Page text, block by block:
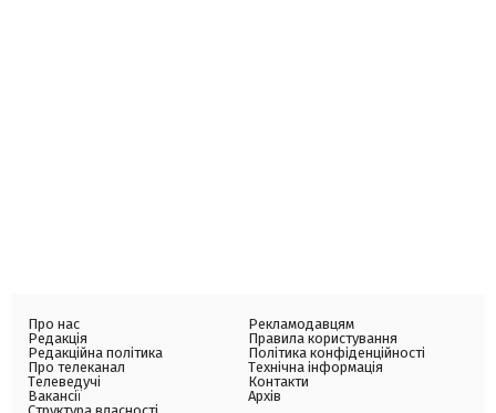
Про нас
Редакція
Редакційна політика
Про телеканал
Телеведучі
Вакансії
Рекламодавцям
Правила користування
Політика конфіденційності
Технічна інформація
Контакти
Архів